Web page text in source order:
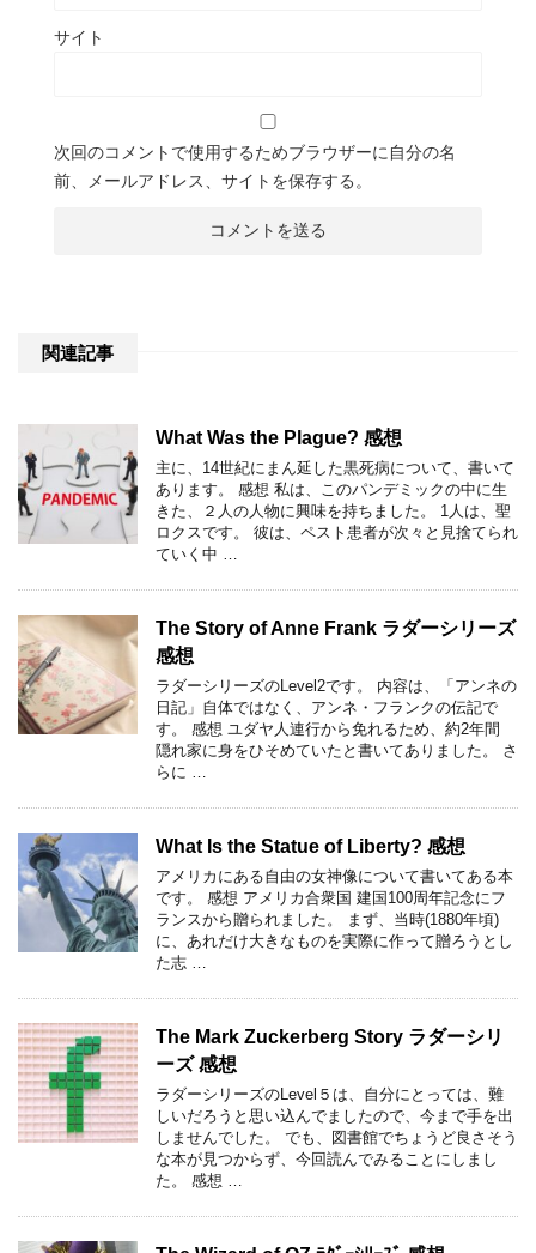
サイト
次回のコメントで使用するためブラウザーに自分の名
前、メールアドレス、サイトを保存する。
関連記事
What Was the Plague? 感想
主に、14世紀にまん延した黒死病について、書いて
あります。 感想 私は、このパンデミックの中に生
きた、２人の人物に興味を持ちました。 1人は、聖
ロクスです。 彼は、ペスト患者が次々と見捨てられ
ていく中 …
The Story of Anne Frank ラダーシリーズ
感想
ラダーシリーズのLevel2です。 内容は、「アンネの
日記」自体ではなく、アンネ・フランクの伝記で
す。 感想 ユダヤ人連行から免れるため、約2年間
隠れ家に身をひそめていたと書いてありました。 さ
らに …
What Is the Statue of Liberty? 感想
アメリカにある自由の女神像について書いてある本
です。 感想 アメリカ合衆国 建国100周年記念にフ
ランスから贈られました。 まず、当時(1880年頃)
に、あれだけ大きなものを実際に作って贈ろうとし
た志 …
The Mark Zuckerberg Story ラダーシリ
ーズ 感想
ラダーシリーズのLevel５は、自分にとっては、難
しいだろうと思い込んでましたので、今まで手を出
しませんでした。 でも、図書館でちょうど良さそう
な本が見つからず、今回読んでみることにしまし
た。 感想 …